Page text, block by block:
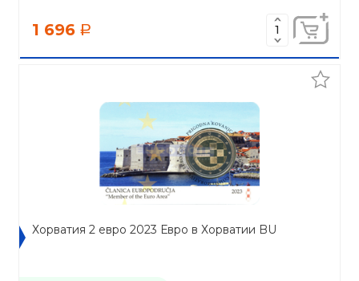
1 696 a
Хорватия 2 евро 2023 Евро в Хорватии BU